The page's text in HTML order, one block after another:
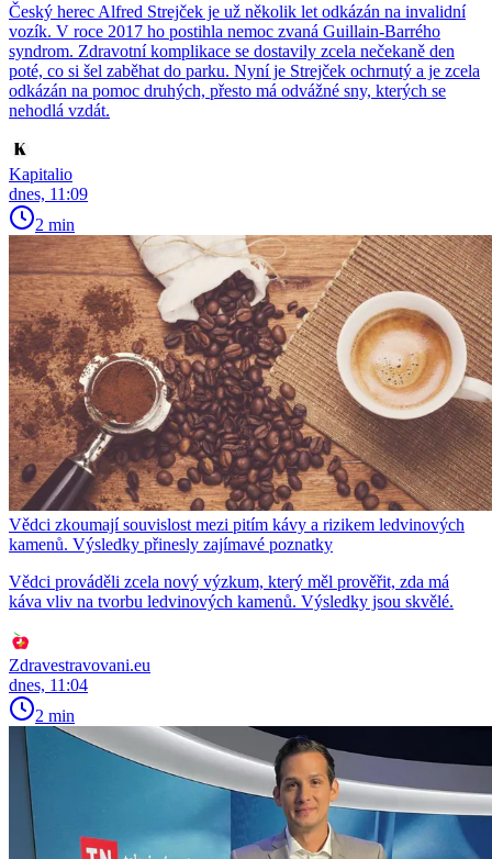
Český herec Alfred Strejček je už několik let odkázán na invalidní
vozík. V roce 2017 ho postihla nemoc zvaná Guillain-Barrého
syndrom. Zdravotní komplikace se dostavily zcela nečekaně den
poté, co si šel zaběhat do parku. Nyní je Strejček ochrnutý a je zcela
odkázán na pomoc druhých, přesto má odvážné sny, kterých se
nehodlá vzdát.
Kapitalio
dnes, 11:09
2 min
Vědci zkoumají souvislost mezi pitím kávy a rizikem ledvinových
kamenů. Výsledky přinesly zajímavé poznatky
Vědci prováděli zcela nový výzkum, který měl prověřit, zda má
káva vliv na tvorbu ledvinových kamenů. Výsledky jsou skvělé.
Zdravestravovani.eu
dnes, 11:04
2 min